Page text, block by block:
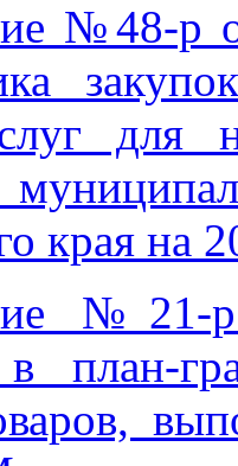
№48-р
для
края на
№21-
план-